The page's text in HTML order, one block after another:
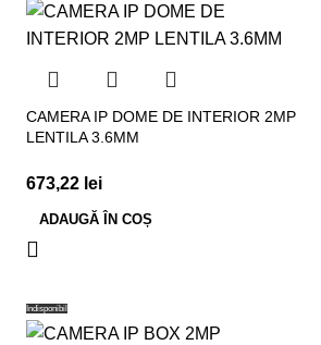
CAMERA IP DOME DE INTERIOR 2MP
LENTILA 3.6MM
673,22 lei
ADAUGĂ ÎN COȘ
Indisponibil